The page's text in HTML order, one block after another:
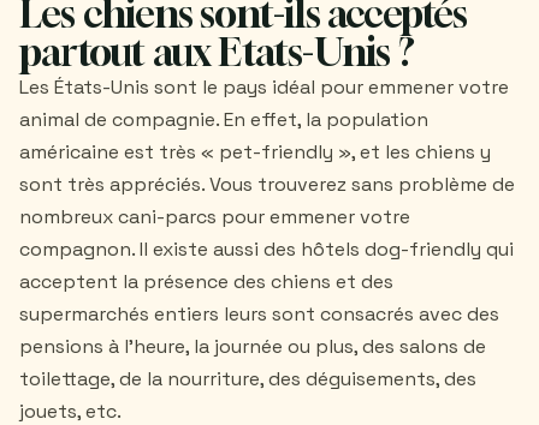
Les chiens sont-ils acceptés
partout aux Etats-Unis ?
Les États-Unis sont le pays idéal pour emmener votre
animal de compagnie. En effet, la population
américaine est très « pet-friendly », et les chiens y
sont très appréciés. Vous trouverez sans problème de
nombreux cani-parcs pour emmener votre
compagnon. Il existe aussi des hôtels dog-friendly qui
acceptent la présence des chiens et des
supermarchés entiers leurs sont consacrés avec des
pensions à l'heure, la journée ou plus, des salons de
toilettage, de la nourriture, des déguisements, des
jouets, etc.